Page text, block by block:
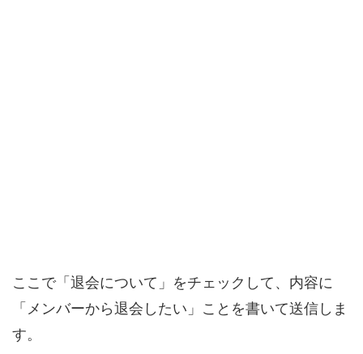
ここで「退会について」をチェックして、内容に
「メンバーから退会したい」ことを書いて送信しま
す。